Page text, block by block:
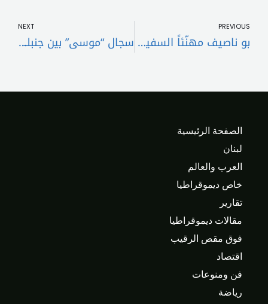
PREVIOUS
بو ناصيف مهنّئاً السفير الأوسترالي الجديد:مؤتمر اقتصادي لرجال الأعمال اللبنانيّين والأوستراليّين
NEXT
سجال “موسى” بين جنبلاط وجعجع… تباين في القراءة وحرص على العلاقة
الصفحة الرئيسية
لبنان
العرب والعالم
خاص ديموقراطيا
تقارير
مقالات ديموقراطيا
فوق مقص الرقيب
اقتصاد
فن ومنوعات
رياضة